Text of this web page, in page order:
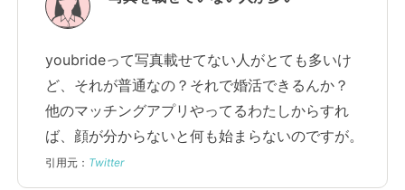
youbrideって写真載せてない人がとても多いけ
ど、それが普通なの？それで婚活できるんか？
他のマッチングアプリやってるわたしからすれ
ば、顔が分からないと何も始まらないのですが。
引用元： Twitter